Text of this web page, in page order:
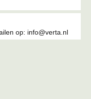
op: info@verta.nl